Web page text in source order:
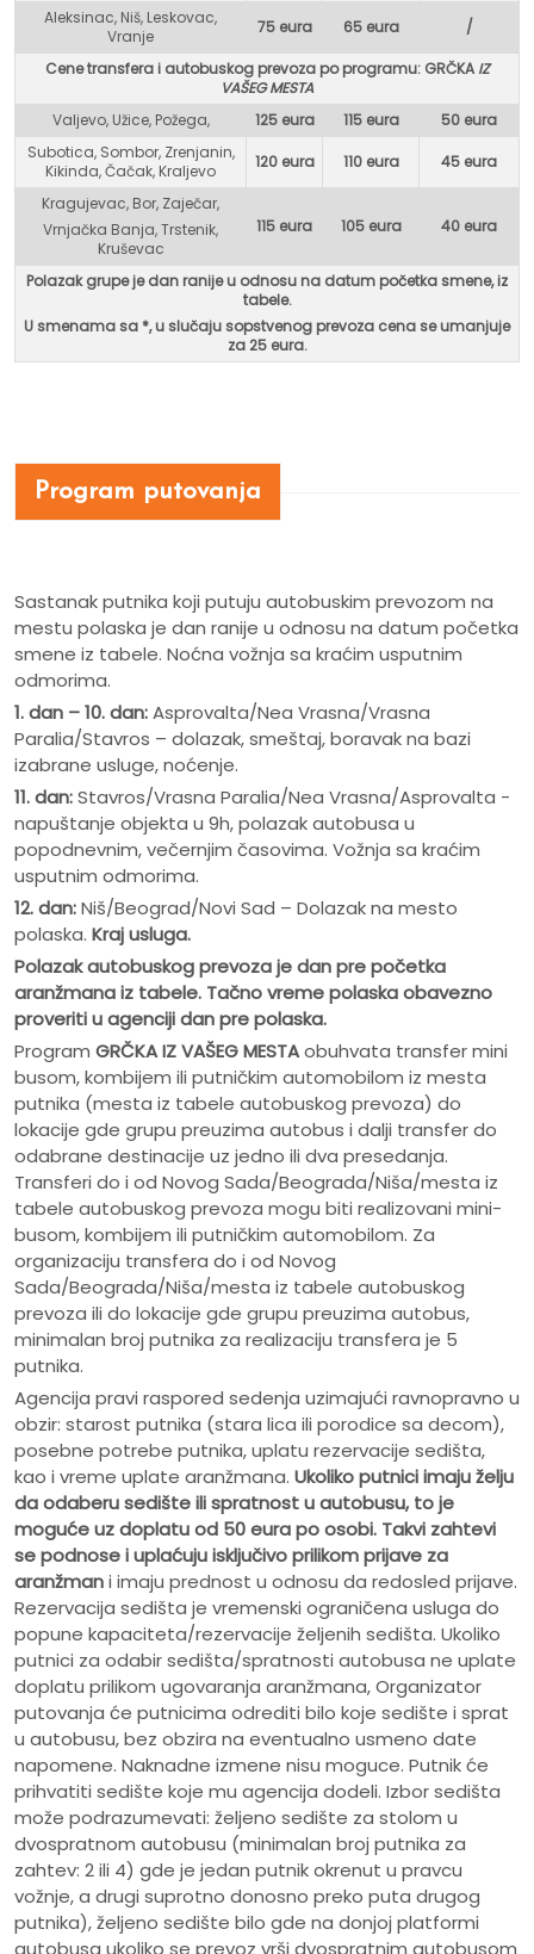
Aleksinac, Niš, Leskovac,
Vranje
75 eura 65 eura /
Cene transfera i autobuskog prevoza po programu: GRČKA IZ
VAŠEG MESTA
Valjevo, Užice, Požega,
125 eura 115 eura
50 eura
Subotica, Sombor, Zrenjanin,
Kikinda, Čačak, Kraljevo
120 eura 110 eura 45 eura
Kragujevac, Bor, Zaječar,
Vrnjačka Banja, Trstenik,
Kruševac
115 eura 105 eura 40 eura
Polazak grupe je dan ranije u odnosu na datum početka smene, iz
tabele.
U smenama sa *, uslučaju sopstvenog prevoza cena se umanjuje
za 25 eura.
Program putovanja
Sastanak putnika koji putuju autobuskim prevozom na
mestu polaska je dan ranije u odnosu na datum početka
smene iz tabele. Noćna vožnja sa kraćim usputnim
odmorima.
1. dan – 10. dan:Asprovalta/Nea Vrasna/Vrasna
Paralia/Stavros – dolazak, smeštaj, boravak na bazi
izabrane usluge, noćenje.
11. dan:Stavros/Vrasna Paralia/Nea Vrasna/Asprovalta -
napuštanje objekta u 9h, polazak autobusa u
popodnevnim, večernjim časovima. Vožnja sa kraćim
usputnim odmorima.
12. dan:Niš/Beograd/Novi Sad – Dolazak na mesto
polaska. Kraj usluga.
Polazak autobuskog prevoza je dan pre početka
aranžmana iz tabele. Tačno vreme polaska obavezno
proveriti u agenciji dan pre polaska.
Program GRČKA IZ VAŠEG MESTAobuhvata transfer mini
busom, kombijem ili putničkim automobilom iz mesta
putnika (mesta iz tabele autobuskog prevoza) do
lokacije gde grupu preuzima autobus i dalji transfer do
odabrane destinacije uz jedno ili dva presedanja.
Transferi do i od Novog Sada/Beograda/Niša/mesta iz
tabele autobuskog prevoza mogu biti realizovani mini-
busom, kombijem ili putničkim automobilom. Za
organizaciju transfera do i od Novog
Sada/Beograda/Niša/mesta iz tabele autobuskog
prevoza ili do lokacije gde grupu preuzima autobus,
minimalan broj putnika za realizaciju transfera je 5
putnika.
Agencija pravi raspored sedenja uzimajući ravnopravno u
obzir: starost putnika (stara lica ili porodice sa decom),
posebne potrebe putnika, uplatu rezervacije sedišta,
kao i vreme uplate aranžmana. Ukoliko putnici imaju želju
da odaberu sedište ili spratnost u autobusu, to je
moguće uz doplatu od 50 eura po osobi. Takvi zahtevi
se podnose i uplaćuju isključivo prilikom prijave za
aranžmani imaju prednost u odnosu da redosled prijave.
Rezervacija sedišta je vremenski ograničena usluga do
popune kapaciteta/rezervacije željenih sedišta. Ukoliko
putnici za odabir sedišta/spratnosti autobusa ne uplate
doplatu prilikom ugovaranja aranžmana, Organizator
putovanja će putnicima odrediti bilo koje sedište i sprat
u autobusu, bez obzira na eventualno usmeno date
napomene. Naknadne izmene nisu moguce. Putnik će
prihvatiti sedište koje mu agencija dodeli. Izbor sedišta
može podrazumevati: željeno sedište za stolom u
dvospratnom autobusu (minimalan broj putnika za
zahtev: 2 ili 4) gde je jedan putnik okrenut u pravcu
vožnje, a drugi suprotno donosno preko puta drugog
putnika), željeno sedište bilo gde na donjoj platformi